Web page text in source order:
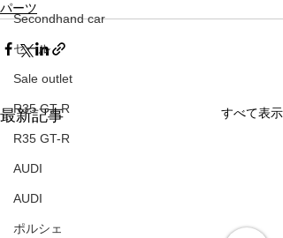
Secondhand car
セール
Sale outlet
R35 GT-R
R35 GT-R
AUDI
AUDI
ポルシェ
パーツ
最新記事 すべて表示